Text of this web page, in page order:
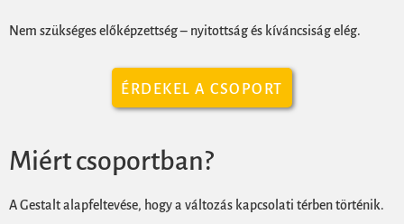
Nem szükséges előképzettség – nyitottság és kíváncsiság elég.
ÉRDEKEL A CSOPORT
Miért csoportban?
A Gestalt alapfeltevése, hogy a változás kapcsolati térben történik.